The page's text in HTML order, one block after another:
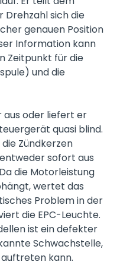
sich die
genauen Position
Information kann
Zeitpunkt für die
und die
aus oder liefert er
quasi blind.
Zündkerzen
sofort aus
die Motorleistung
wertet das
Problem in der
die EPC-Leuchte.
ist ein defekter
Schwachstelle,
kann.